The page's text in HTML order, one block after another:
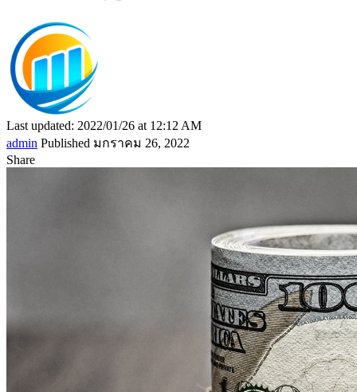
Last updated: 2022/01/26 at 12:12 AM
admin Published มกราคม 26, 2022
Share